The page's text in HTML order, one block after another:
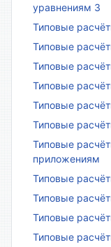
уравнениям 3
Типовые
Типовые
Типовые
Типовые
Типовые
Типовые
Типовые
приложениям
Типовые
Типовые
Типовые
Типовые